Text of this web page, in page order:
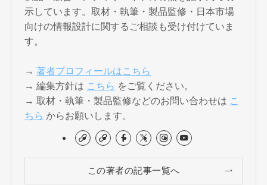
示しています。取材・執筆・製品監修・日本市場
向けの情報設計に関するご相談も受け付けていま
す。
→著者プロフィールはこちら
→ 編集方針は こちら をご覧ください。
→ 取材・執筆・製品監修などのお問い合わせは こ
ちら からお願いします。
この著者の記事一覧へ